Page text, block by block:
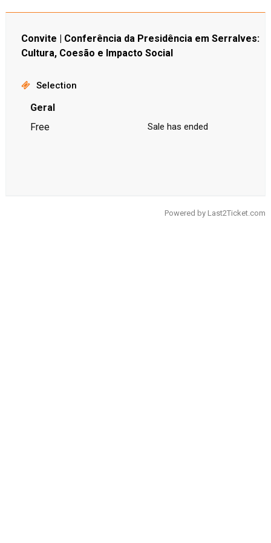
Convite | Conferência da Presidência em Serralves:
Cultura, Coesão e Impacto Social
Selection
Geral
Free
Sale has ended
Powered by Last2Ticket.com